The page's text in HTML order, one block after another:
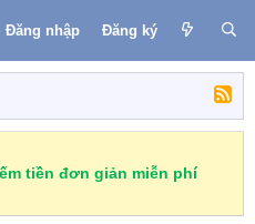
Đăng nhập Đăng ký
tiền đơn giản miễn phí